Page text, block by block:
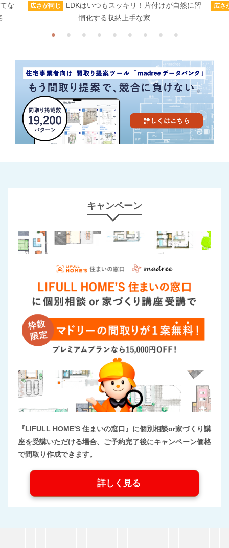
な
広さが同じ
LDKはいつもスッキリ！片付けが自然に習
慣化する収納上手な家
広さ
キャンペーン
『LIFULL HOME'S 住まいの窓口』に個別相談or家づくり講
座を受講いただける場合、ご予約完了後にキャンペーン価格
で間取り作成できます。
詳しく見る